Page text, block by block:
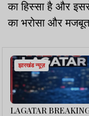
का हिस्सा है और
का भरोसा और मजबूत
झारखंड न्यूज़
LAGATAR